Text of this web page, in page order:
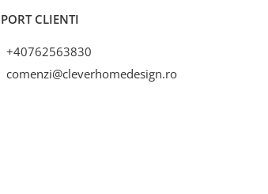
CLIENTI
+40762563830
comenzi@cleverhomedesign.ro